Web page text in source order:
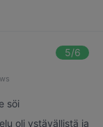
5/6
söi
oli ystävällistä ja